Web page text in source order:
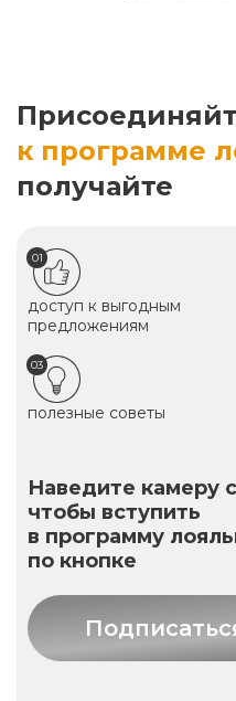
к программе
получайте
01
доступ к выгодным
предложениям
03
полезные советы
Наведите камеру
чтобы вступить
в программу
по кнопке